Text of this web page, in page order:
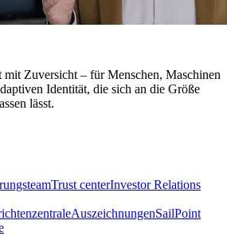
mit Zuversicht – für Menschen, Maschinen
Identität, die sich an die Größe
lässt.
Trust centerInvestor Relations
AuszeichnungenSailPoint